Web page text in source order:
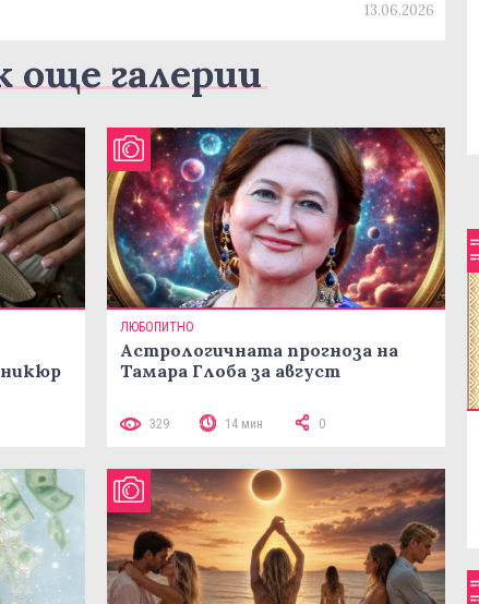
13.06.2026
още галерии
ЛЮБОПИТНО
Астрологичната прогноза на
Тамара Глоба за август
329 14 мин 0